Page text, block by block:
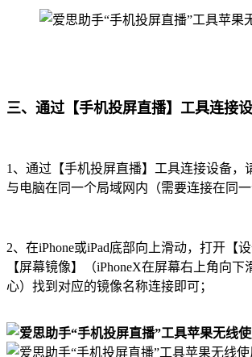
三、通过【手机投屏直播】工具连接
1、通过【手机投屏直播】工具连接设备，
与电脑在同一个局域网内（需要连接在同一
2、在iPhone或iPad底部向上滑动，打开【
【屏幕镜像】（iPhoneX在屏幕右上角向下
心）找到对应的镜像名称连接即可；